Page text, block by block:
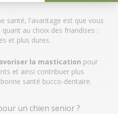
santé, l'avantage est que vous
au choix des friandises :
et plus dures.
la mastication pour
et ainsi contribuer plus
santé bucco-dentaire.
un chien senior ?